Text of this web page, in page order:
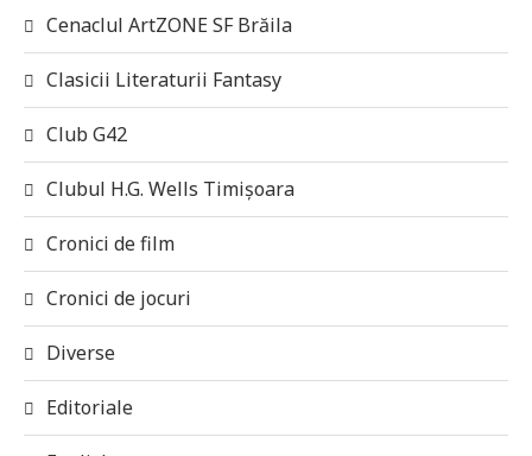
Cenaclul ArtZONE SF Brăila
Clasicii Literaturii Fantasy
Club G42
Clubul H.G. Wells Timișoara
Cronici de film
Cronici de jocuri
Diverse
Editoriale